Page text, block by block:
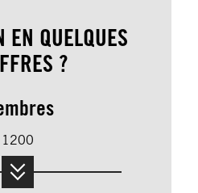
EN QUELQUES
?
1200